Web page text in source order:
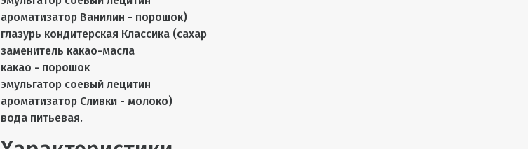
ароматизатор Ванилин - порошок)
глазурь кондитерская Классика (сахар
заменитель какао-масла
какао - порошок
эмульгатор соевый лецитин
ароматизатор Сливки - молоко)
вода питьевая.